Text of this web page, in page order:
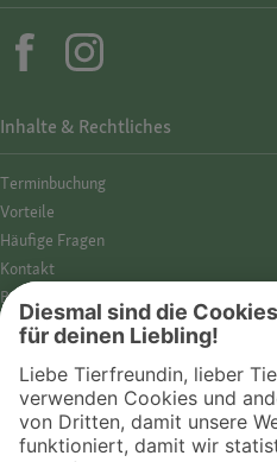
Inhalte & Rechtliches
Termin­buchung
Vorteile
Häufige Fragen
Kontakt
Barrierefreiheit
Impressum
Cookies
AGB